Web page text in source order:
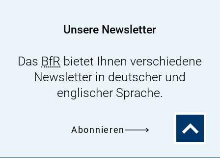
Unsere Newsletter
Das BfR bietet Ihnen verschiedene
Newsletter in deutscher und
englischer Sprache.
Abonnieren
Zum